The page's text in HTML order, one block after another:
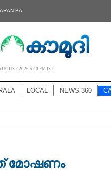
BA
2026 5.40 PM IST
LOCAL NEWS 360
മോഷണം